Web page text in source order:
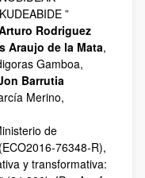
”
Rodriguez
Araujo de la Mata,
Gamboa,
Barrutia
Merino,
de
y transformativa: